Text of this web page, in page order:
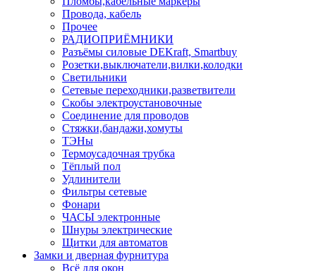
Провода, кабель
Прочее
РАДИОПРИЁМНИКИ
Разъёмы силовые DEKraft, Smartbuy
Розетки,выключатели,вилки,колодки
Светильники
Сетевые переходники,разветвители
Скобы электроустановочные
Соединение для проводов
Стяжки,бандажи,хомуты
ТЭНы
Термоусадочная трубка
Тёплый пол
Удлинители
Фильтры сетевые
Фонари
ЧАСЫ электронные
Шнуры электрические
Щитки для автоматов
Замки и дверная фурнитура
Всё для окон